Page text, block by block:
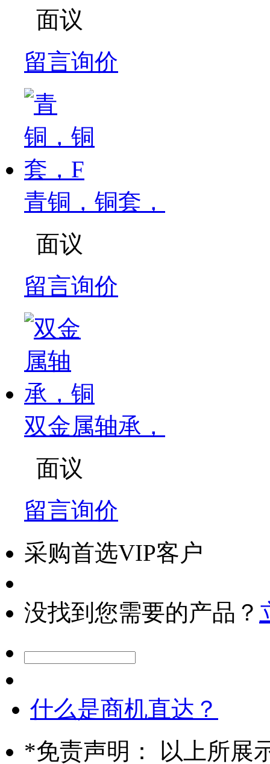
面议
留言询价
青铜，铜套，
面议
留言询价
双金属轴承，
面议
留言询价
采购首选VIP客户
没找到您需要的产品？
什么是商机直达？
*免责声明： 以上所展